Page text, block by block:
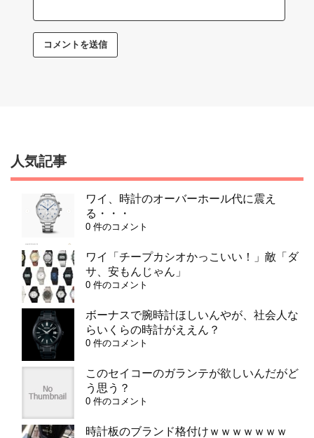
人気記事
ワイ、時計のオーバーホール代に震え
る・・・
0 件のコメント
ワイ「チープカシオかっこいい！」敵「ダ
サ、安もんじゃん」
0 件のコメント
ボーナスで腕時計ほしいんやが、社会人な
らいくらの時計がええん？
0 件のコメント
このセイコーのガランテが欲しいんだがど
う思う？
0 件のコメント
時計板のブランド格付けｗｗｗｗｗｗｗ